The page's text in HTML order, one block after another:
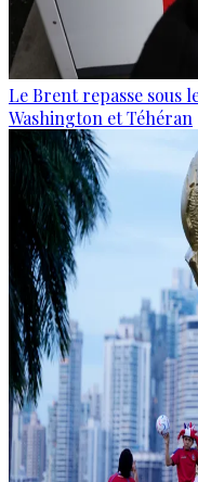
Le Brent repasse sous
Washington et Téhéran